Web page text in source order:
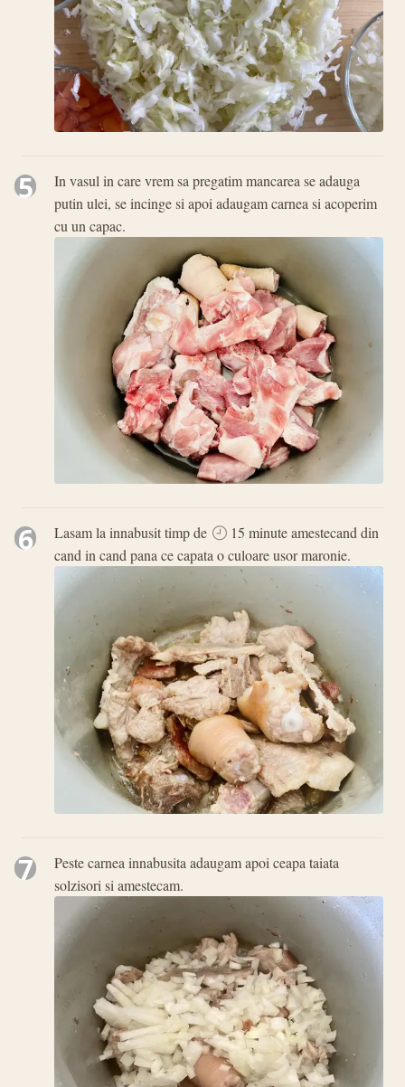
5
In vasul in care vrem sa pregatim mancarea se adauga
putin ulei, se incinge si apoi adaugam carnea si acoperim
cu un capac.
6 Lasam la innabusit timp de
15 minute amestecand din
cand in cand pana ce capata o culoare usor maronie.
7
Peste carnea innabusita adaugam apoi ceapa taiata
solzisori si amestecam.